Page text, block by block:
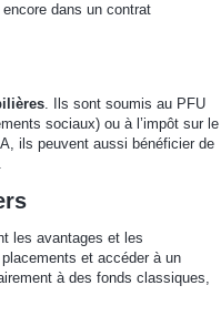
encore dans un contrat
. Ils sont soumis au PFU
sociaux) ou à l’impôt sur le
ils peuvent aussi bénéficier de
les avantages et les
et accéder à un
à des fonds classiques,